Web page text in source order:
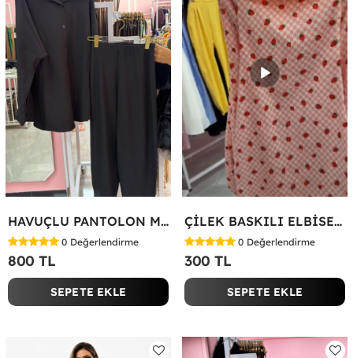
HAVUÇLU PANTOLON MİYASE TAKIM Siyah
0 Değerlendirme
800 TL
SEPETE EKLE
ÇİLEK BASKILI ELBİSE Bej
0 Değerlendirme
300 TL
SEPETE EKLE